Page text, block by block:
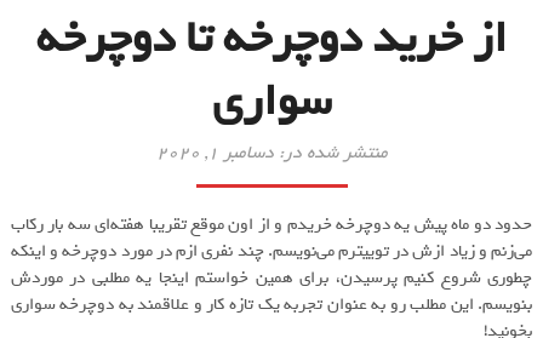
از خرید دوچرخه تا دوچرخه
سواری
منتشر شده در: دسامبر 1, 2020
حدود دو ماه پیش یه دوچرخه خریدم و از اون موقع تقریبا هفته‌ای سه بار رکاب
می‌زنم و زیاد ازش در توییترم می‌نویسم. چند نفری ازم در مورد دوچرخه و اینکه
چطوری شروع کنیم پرسیدن، برای همین خواستم اینجا یه مطلبی در موردش
بنویسم. این مطلب رو به عنوان تجربه یک تازه ‌کار و علاقمند به دوچرخه سواری
بخونید!